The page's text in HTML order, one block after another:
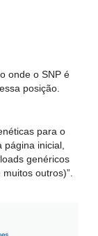
onde o SNP é
posição.
para o
inicial,
genéricos
outros)”.